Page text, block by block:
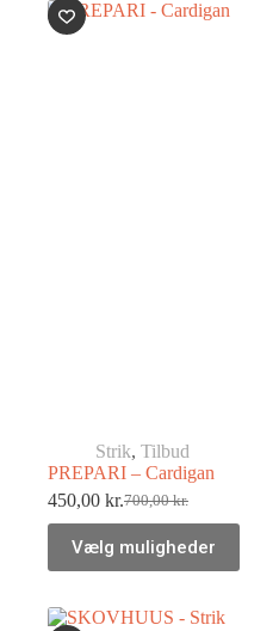
Strik, Tilbud
PREPARI – Cardigan
700,00kr.
450,00 kr.
Vælg muligheder